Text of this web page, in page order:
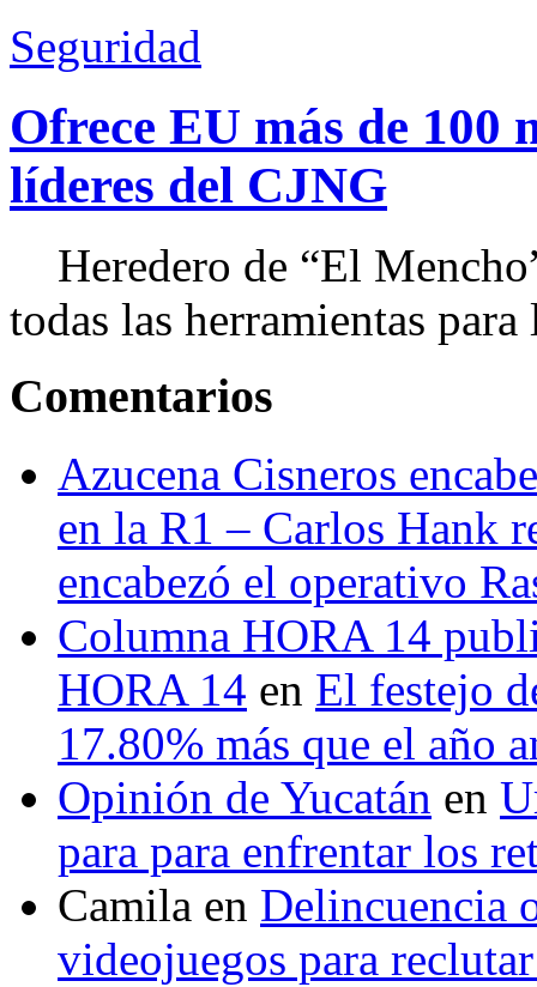
Seguridad
Ofrece EU más de 100
líderes del CJNG
Heredero de “El
todas las herramientas
Comentarios
Azucena Cisneros
en la R1 – Carlos Hank
encabezó el operativo
Columna HORA 14
HORA 14 en El festejo
17.80% más que el año
Opinión de Yucatán en
para para enfrentar los
Camila en Delincuencia
videojuegos para